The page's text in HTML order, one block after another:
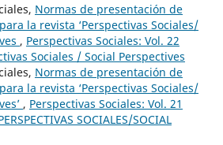
Normas de presentación de
la revista ‘Perspectivas Sociales/
, Perspectivas Sociales: Vol. 22
Sociales / Social Perspectives
Normas de presentación de
la revista ‘Perspectivas Sociales/
, Perspectivas Sociales: Vol. 21
SOCIALES/SOCIAL